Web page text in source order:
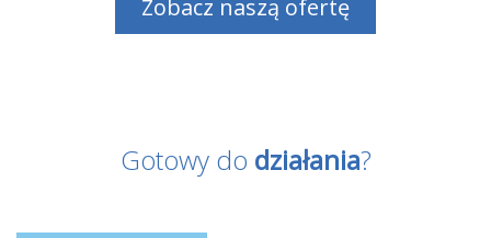
Zobacz naszą ofertę
Gotowy do działania?